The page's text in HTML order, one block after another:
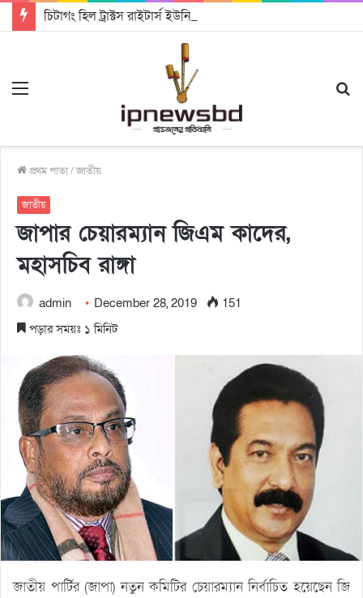
প্রথম পাতা/জাতীয়
জাতীয়
জাপার চেয়ারম্যান জিএম কাদের,
মহাসচিব রাঙ্গা
admin December 28, 2019
151
পড়ার সময়ঃ ১ মিনিট
জাতীয় পার্টির (জাপা) নতুন কমিটির চেয়ারম্যান নির্বাচিত হয়েছেন জি